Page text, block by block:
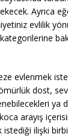
Ayrıca
evlilik
evlenmek
ömürlük dost,
ya
arayış
ilişki